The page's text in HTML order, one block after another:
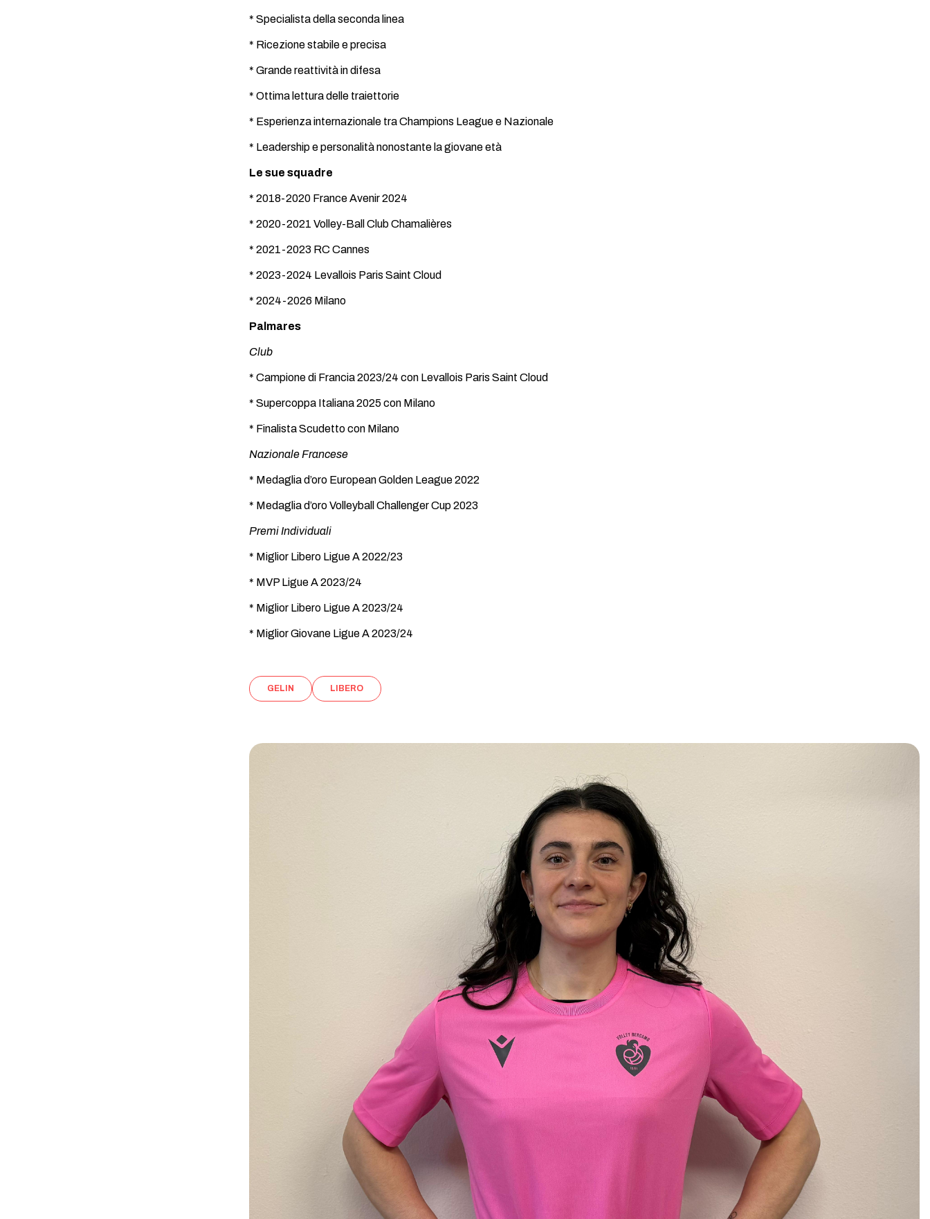
* Specialista della seconda linea
* Ricezione stabile e precisa
* Grande reattività in difesa
* Ottima lettura delle traiettorie
* Esperienza internazionale tra Champions League e Nazionale
* Leadership e personalità nonostante la giovane età
Le sue squadre
* 2018-2020 France Avenir 2024
* 2020-2021 Volley-Ball Club Chamalières
* 2021-2023 RC Cannes
* 2023-2024 Levallois Paris Saint Cloud
* 2024-2026 Milano
Palmares
Club
* Campione di Francia 2023/24 con Levallois Paris Saint Cloud
* Supercoppa Italiana 2025 con Milano
* Finalista Scudetto con Milano
Nazionale Francese
* Medaglia d’oro European Golden League 2022
* Medaglia d’oro Volleyball Challenger Cup 2023
Premi Individuali
* Miglior Libero Ligue A 2022/23
* MVP Ligue A 2023/24
* Miglior Libero Ligue A 2023/24
* Miglior Giovane Ligue A 2023/24
GELIN LIBERO